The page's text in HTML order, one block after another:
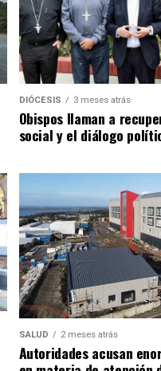
DIÓCESIS 3 meses atrás
Obispos llaman a
social y el diálogo
SALUD 2 meses atrás
Autoridades acusan